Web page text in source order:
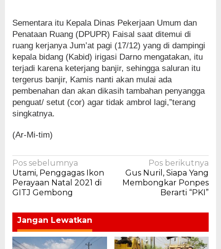
Sementara itu Kepala Dinas Pekerjaan Umum dan
Penataan Ruang (DPUPR) Faisal saat ditemui di
ruang kerjanya Jum’at pagi (17/12) yang di dampingi
kepala bidang (Kabid) irigasi Darno mengatakan, itu
terjadi karena keterjang banjir, sehingga saluran itu
tergerus banjir, Kamis nanti akan mulai ada
pembenahan dan akan dikasih tambahan penyangga
penguat/ setut (cor) agar tidak ambrol lagi,”terang
singkatnya.
(Ar-Mi-tim)
Navigasi
pos
Pos sebelumnya
Utami, Penggagas Ikon
Perayaan Natal 2021 di
GITJ Gembong
Pos berikutnya
Gus Nuril, Siapa Yang
Membongkar Ponpes
Berarti “PKI”
Jangan Lewatkan